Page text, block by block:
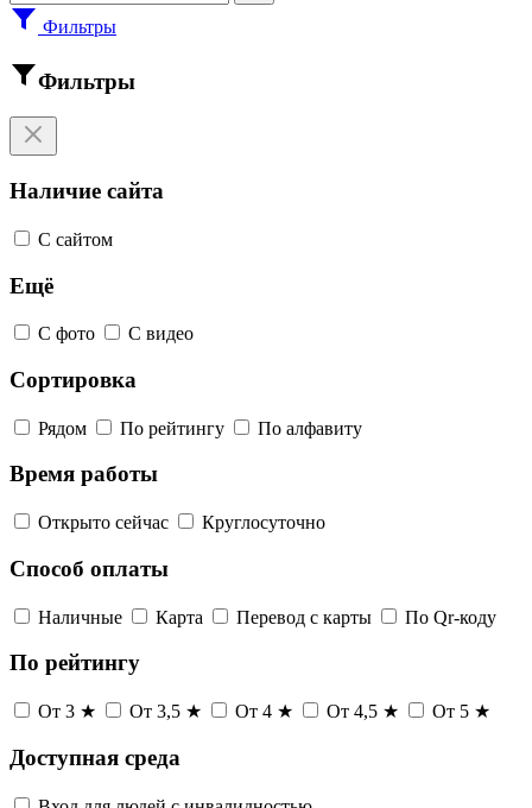
Фильтры
Фильтры
Наличие сайта
С сайтом
Ещё
С фото С видео
Сортировка
Рядом По рейтингу По алфавиту
Время работы
Открыто сейчас Круглосуточно
Способ оплаты
Наличные Карта Перевод с карты По Qr-коду
По рейтингу
От 3 ★ От 3,5 ★ От 4 ★ От 4,5 ★ От 5 ★
Доступная среда